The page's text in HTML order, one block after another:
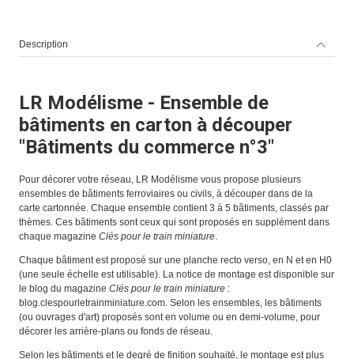
Description
LR Modélisme - Ensemble de
bâtiments en carton à découper
"Bâtiments du commerce n°3"
Pour décorer votre réseau, LR Modélisme vous propose plusieurs
ensembles de bâtiments ferroviaires ou civils, à découper dans de la
carte cartonnée. Chaque ensemble contient 3 à 5 bâtiments, classés par
thèmes. Ces bâtiments sont ceux qui sont proposés en supplément dans
chaque magazine Clés pour le train miniature.
Chaque bâtiment est proposé sur une planche recto verso, en N et en H0
(une seule échelle est utilisable). La notice de montage est disponible sur
le blog du magazine Clés pour le train miniature:
blog.clespourletrainminiature.com. Selon les ensembles, les bâtiments
(ou ouvrages d'art) proposés sont en volume ou en demi-volume, pour
décorer les arrière-plans ou fonds de réseau.
Selon les bâtiments et le degré de finition souhaité, le montage est plus